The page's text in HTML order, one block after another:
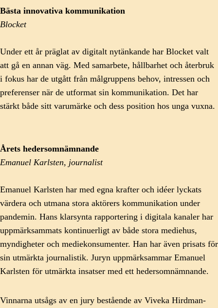
Bästa innovativa kommunikation
Blocket
Under ett år präglat av digitalt nytänkande har Blocket valt
att gå en annan väg. Med samarbete, hållbarhet och återbruk
i fokus har de utgått från målgruppens behov, intressen och
preferenser när de utformat sin kommunikation. Det har
stärkt både sitt varumärke och dess position hos unga vuxna.
Årets hedersomnämnande
Emanuel Karlsten, journalist
Emanuel Karlsten har med egna krafter och idéer lyckats
värdera och utmana stora aktörers kommunikation under
pandemin. Hans klarsynta rapportering i digitala kanaler har
uppmärksammats kontinuerligt av både stora mediehus,
myndigheter och mediekonsumenter. Han har även prisats för
sin utmärkta journalistik. Juryn uppmärksammar Emanuel
Karlsten för utmärkta insatser med ett hedersomnämnande.
Vinnarna utsågs av en jury bestående av Viveka Hirdman-